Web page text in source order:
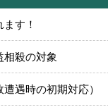
す！
相殺の対象
遇時の初期対応）